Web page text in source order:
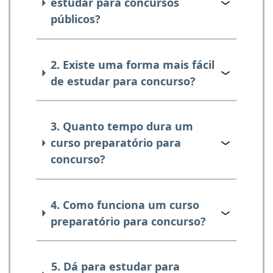
públicos?
2. Existe uma forma mais fácil
de estudar para concurso?
3. Quanto tempo dura um
curso preparatório para
concurso?
4. Como funciona um curso
preparatório para concurso?
5. Dá para estudar para